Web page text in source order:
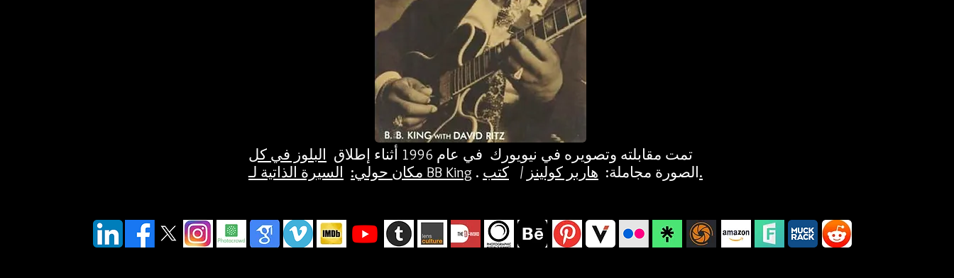
تمت مقابلته وتصويره في نيويورك في عام 1996 أثناء إطلاق
البلوز في كل
مكان حولي: السيرة الذاتية لـ BB King . الصورة مجاملة: هاربر كولينز / كتب.